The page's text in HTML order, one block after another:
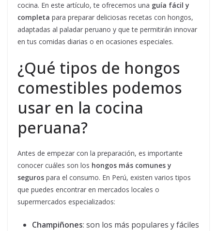
cocina. En este artículo, te ofrecemos una guía fácil y
completa para preparar deliciosas recetas con hongos,
adaptadas al paladar peruano y que te permitirán innovar
en tus comidas diarias o en ocasiones especiales.
¿Qué tipos de hongos
comestibles podemos
usar en la cocina
peruana?
Antes de empezar con la preparación, es importante
conocer cuáles son los hongos más comunes y
seguros para el consumo. En Perú, existen varios tipos
que puedes encontrar en mercados locales o
supermercados especializados:
Champiñones: son los más populares y fáciles